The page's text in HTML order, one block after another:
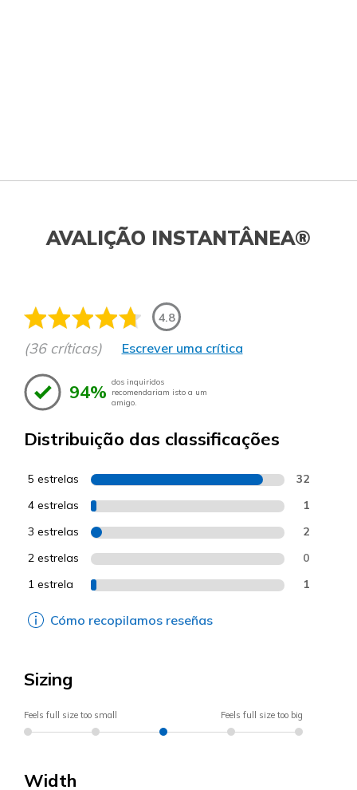
AVALIÇÃO INSTANTÂNEA®
4.8
(36 críticas) Escrever uma crítica
94% dos inquiridos
recomendariam isto a um
amigo.
Distribuição das classificações
5 estrelas 32
4 estrelas 1
3 estrelas 2
2 estrelas 0
1 estrela 1
Cómo recopilamos reseñas
Sizing
Feels full size too small Feels full size too big
Width